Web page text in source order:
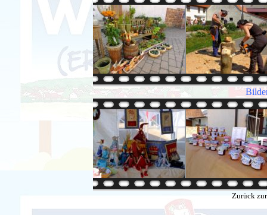
Zurück